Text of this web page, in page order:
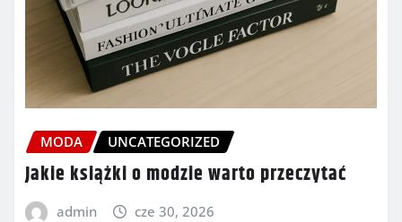
MODA UNCATEGORIZED
Jakie książki o modzie warto przeczytać
admin cze 30, 2026